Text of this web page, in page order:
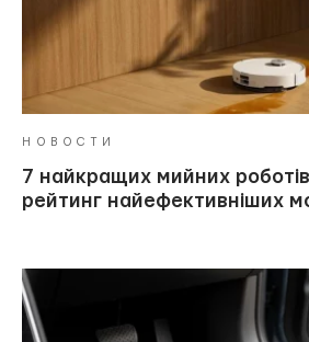
НОВОСТИ
7 найкращих мийних
рейтинг найефективніших